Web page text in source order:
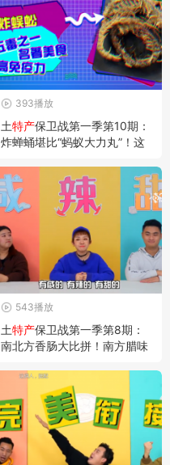
393播放
土特产保卫战第一季第10期：
炸蝉蛹堪比“蚂蚁大力丸”！这
543播放
土特产保卫战第一季第8期：
南北方香肠大比拼！南方腊味